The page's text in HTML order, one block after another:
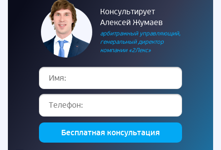
Консультирует
Алексей Жумаев
арбитражный управляющий,
генеральный директор
компании «2Лекс»
Бесплатная консультация